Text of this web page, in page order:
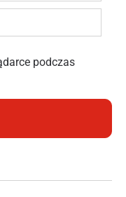
podczas